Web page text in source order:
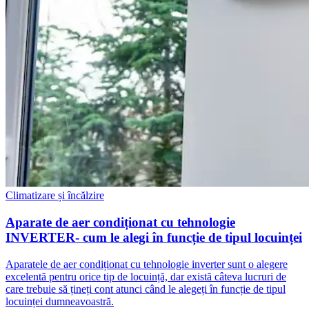
Climatizare și încălzire
Aparate de aer condiționat cu tehnologie
INVERTER- cum le alegi în funcție de tipul locuinței
Aparatele de aer condiționat cu tehnologie inverter sunt o alegere
excelentă pentru orice tip de locuință, dar există câteva lucruri de
care trebuie să țineți cont atunci când le alegeți în funcție de tipul
locuinței dumneavoastră.